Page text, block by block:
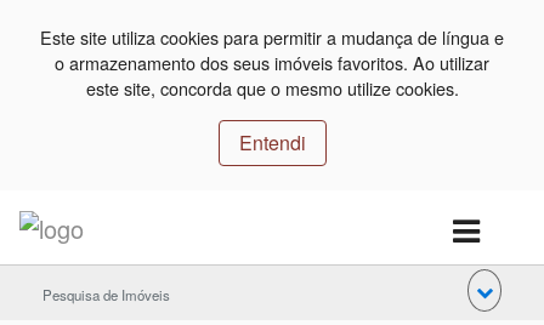
Este site utiliza cookies para permitir a mudança de língua e
o armazenamento dos seus imóveis favoritos. Ao utilizar
este site, concorda que o mesmo utilize cookies.
Entendi
Pesquisa de Imóveis